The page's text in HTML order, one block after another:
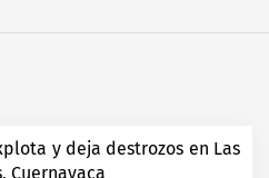
y deja destrozos en Las
Cuernavaca